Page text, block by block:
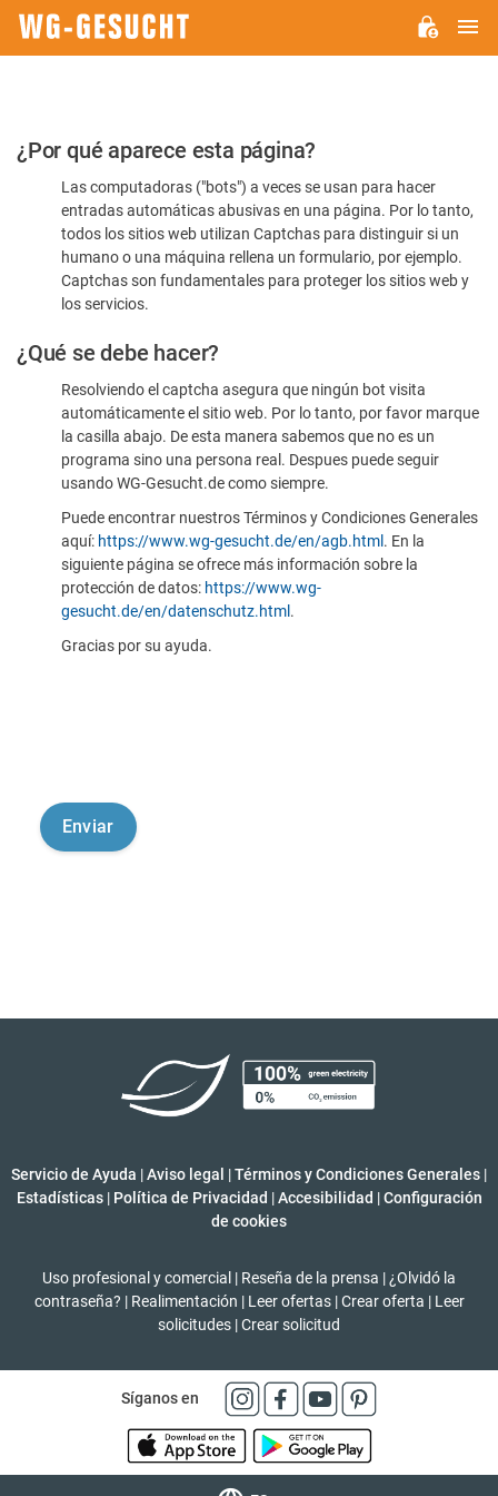
Por
favor,
confirme
humano
¿Por qué aparece esta página?
Las computadoras ("bots") a veces se usan para hacer
entradas automáticas abusivas en una página. Por lo tanto,
todos los sitios web utilizan Captchas para distinguir si un
humano o una máquina rellena un formulario, por ejemplo.
Captchas son fundamentales para proteger los sitios web y
los servicios.
¿Qué se debe hacer?
Resolviendo el captcha asegura que ningún bot visita
automáticamente el sitio web. Por lo tanto, por favor marque
la casilla abajo. De esta manera sabemos que no es un
programa sino una persona real. Despues puede seguir
usando WG-Gesucht.de como siempre.
Puede encontrar nuestros Términos y Condiciones Generales
aquí: https://www.wg-gesucht.de/en/agb.html . En la
siguiente página se ofrece más información sobre la
protección de datos: https://www.wg-
gesucht.de/en/datenschutz.html .
Gracias por su ayuda.
Servicio de Ayuda |Aviso legal |Términos y Condiciones Generales |
Estadísticas | Política de Privacidad | Accesibilidad | Configuración
de cookies
Uso profesional y comercial | Reseña de la prensa | ¿Olvidó la
contraseña? | Realimentación | Leer ofertas | Crear oferta | Leer
solicitudes |Crear solicitud
Síganos en